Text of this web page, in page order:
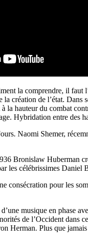
la comprendre, il faut
la création de l’état.
la hauteur du combat
Hybridation entre des
Naomi Shemer,
Bronislaw Huberman
les célébrissimes Daniel
consécration pour les
musique en phase
de l’Occident dans
Herman. Plus que